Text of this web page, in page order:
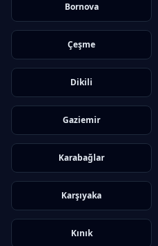
Bornova
Çeşme
Dikili
Gaziemir
Karabağlar
Karşıyaka
Kınık